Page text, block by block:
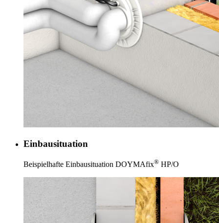
Einbausituation
Beispielhafte Einbausituation DOYMAfix® HP/O